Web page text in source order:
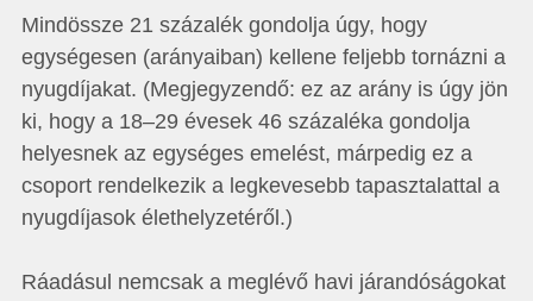
Mindössze 21 százalék gondolja úgy, hogy
egységesen (arányaiban) kellene feljebb tornázni a
nyugdíjakat. (Megjegyzendő: ez az arány is úgy jön
ki, hogy a 18–29 évesek 46 százaléka gondolja
helyesnek az egységes emelést, márpedig ez a
csoport rendelkezik a legkevesebb tapasztalattal a
nyugdíjasok élethelyzetéről.)
Ráadásul nemcsak a meglévő havi járandóságokat